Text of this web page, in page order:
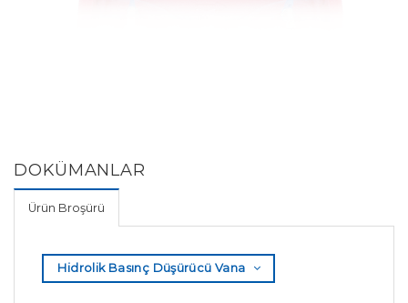
DOKÜMANLAR
Ürün Broşürü
Hidrolik Basınç Düşürücü Vana